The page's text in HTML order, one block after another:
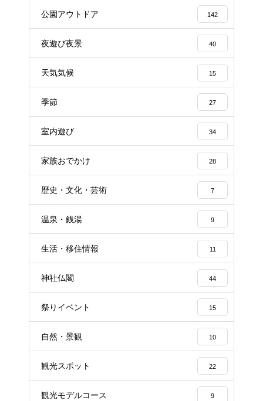
公園アウトドア 142
夜遊び夜景 40
天気気候 15
季節 27
室内遊び 34
家族おでかけ 28
歴史・文化・芸術 7
温泉・銭湯 9
生活・移住情報 11
神社仏閣 44
祭りイベント 15
自然・景観 10
観光スポット 22
観光モデルコース 9